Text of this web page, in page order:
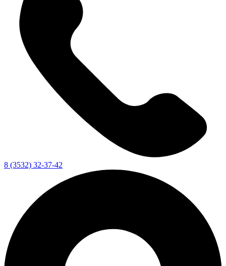
8 (3532) 32-37-42